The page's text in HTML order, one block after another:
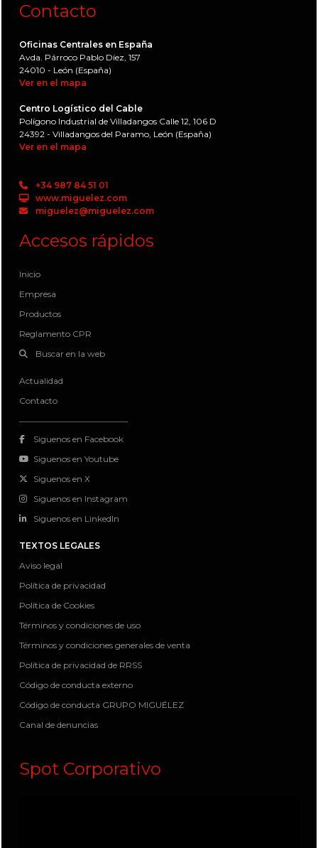
Contacto
Oficinas Centrales en España
Avda. Párroco Pablo Díez, 157
24010 - León (España)
Ver en el mapa
Centro Logístico del Cable
Polígono Industrial de Villadangos Calle 12, 106 D
24392 - Villadangos del Paramo, León (España)
Ver en el mapa
+34 987 84 51 01
www.miguelez.com
miguelez@miguelez.com
Accesos rápidos
Inicio
Empresa
Productos
Reglamento CPR
Buscar en la web
Actualidad
Contacto
Siguenos en Facebook
Siguenos en Youtube
Siguenos en X
Siguenos en Instagram
Siguenos en LinkedIn
TEXTOS LEGALES
Aviso legal
Política de privacidad
Política de Cookies
Términos y condiciones de uso
Términos y condiciones generales de venta
Política de privacidad de RRSS
Código de conducta externo
Código de conducta GRUPO MIGUÉLEZ
Canal de denuncias
Spot Corporativo